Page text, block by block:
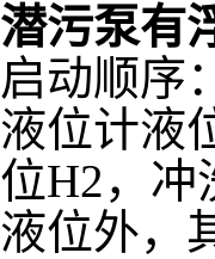
潜污泵有
启动顺序
液位计液
位H2，冲
液位外，